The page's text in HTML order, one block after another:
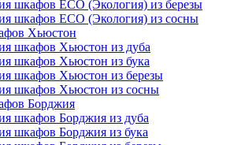
шкафов ECO (Экология) из березы
шкафов ECO (Экология) из сосны
Хьюстон
шкафов Хьюстон из дуба
шкафов Хьюстон из бука
шкафов Хьюстон из березы
шкафов Хьюстон из сосны
Борджия
шкафов Борджия из дуба
шкафов Борджия из бука